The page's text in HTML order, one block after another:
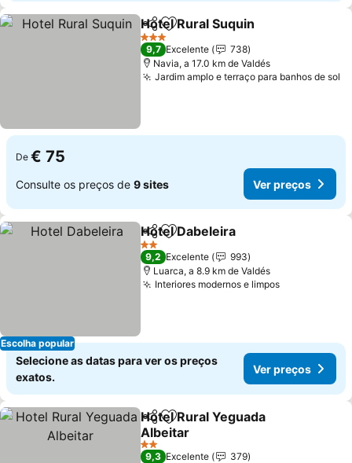
PartilharAdicionar aos favoritos
Hotel Rural Suquin
3 Estrelas
9,7 Excelente
738
Navia, a 17.0 km de Valdés
Jardim amplo e terraço para banhos de sol
De € 75
Consulte os preços de 9 sites Ver preços
Escolha popular
PartilharAdicionar aos favoritos
Hotel Dabeleira
2 Estrelas
9,2 Excelente
993
Luarca, a 8.9 km de Valdés
Interiores modernos e limposVer preços
Selecione as datas para ver os preços
exatos.
Ver preços
PartilharAdicionar aos favoritos
Hotel Rural Yeguada
Albeitar
Ver preços
2 Estrelas
9,3 Excelente
379